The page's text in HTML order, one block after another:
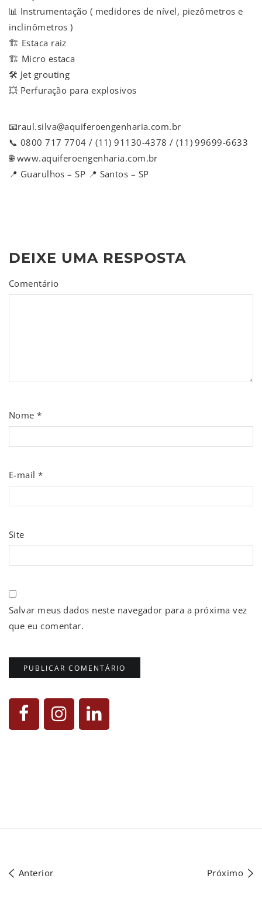
📊 Instrumentação ( medidores de nível, piezômetros e
inclinômetros )
🏗️ Estaca raiz
🏗️ Micro estaca
🛠️ Jet grouting
💥 Perfuração para explosivos
📧raul.silva@aquiferoengenharia.com.br
📞 0800 717 7704 / (11) 91130-4378 / (11) 99699-6633
🌐 www.aquiferoengenharia.com.br
📍 Guarulhos – SP 📍 Santos – SP
DEIXE UMA RESPOSTA
Comentário
Nome*
E-mail*
Site
Salvar meus dados neste navegador para a próxima vez
que eu comentar.
Anterior Próximo